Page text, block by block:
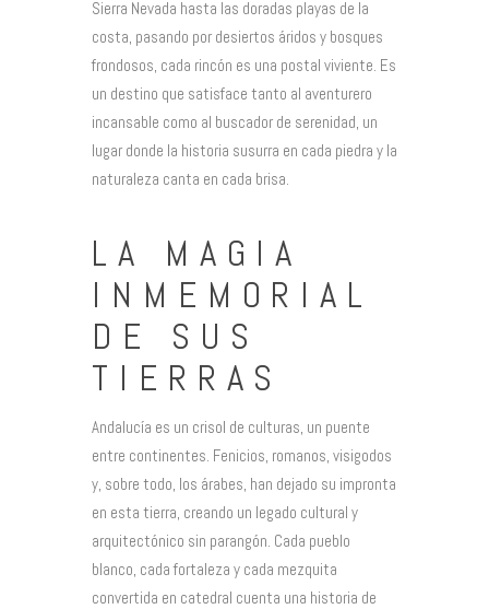
Sierra Nevada hasta las doradas playas de la
costa, pasando por desiertos áridos y bosques
frondosos, cada rincón es una postal viviente. Es
un destino que satisface tanto al aventurero
incansable como al buscador de serenidad, un
lugar donde la historia susurra en cada piedra y la
naturaleza canta en cada brisa.
LA MAGIA
INMEMORIAL
DE SUS
TIERRAS
Andalucía es un crisol de culturas, un puente
entre continentes. Fenicios, romanos, visigodos
y, sobre todo, los árabes, han dejado su impronta
en esta tierra, creando un legado cultural y
arquitectónico sin parangón. Cada pueblo
blanco, cada fortaleza y cada mezquita
convertida en catedral cuenta una historia de